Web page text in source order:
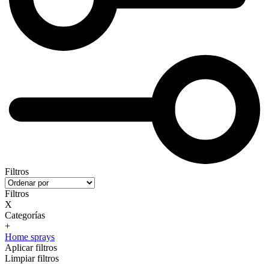
Filtros
Filtros
X
Categorías
+
Home sprays
Aplicar filtros
Limpiar filtros